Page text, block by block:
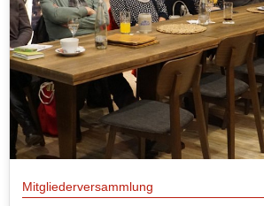
Mitgliederversammlung